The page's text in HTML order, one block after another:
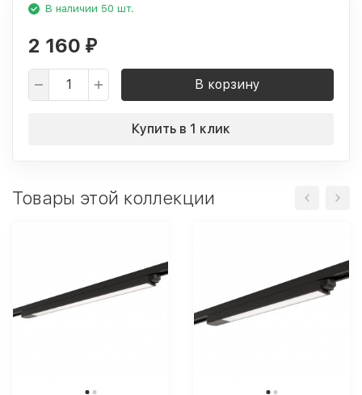
В наличии 50 шт.
2 160 ₽
В корзину
Купить в 1 клик
Товары этой коллекции